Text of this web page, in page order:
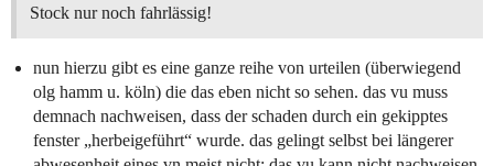
Stock nur noch fahrlässig!
nun hierzu gibt es eine ganze reihe von urteilen (überwiegend
olg hamm u. köln) die das eben nicht so sehen. das vu muss
demnach nachweisen, dass der schaden durch ein gekipptes
fenster „herbeigeführt“ wurde. das gelingt selbst bei längerer